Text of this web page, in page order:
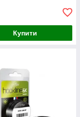
Купити